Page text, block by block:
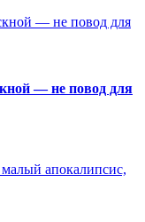
— не повод для
апокалипсис,